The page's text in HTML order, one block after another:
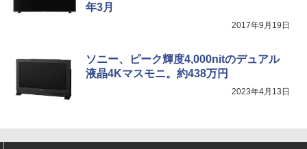
年3月
2017年9月19日
ソニー、ピーク輝度4,000nitのデュアル
液晶4Kマスモニ。約438万円
2023年4月13日